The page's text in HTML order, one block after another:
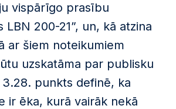
vispārīgo prasību
200-21”, un, kā atzina
ar šiem noteikumiem
uzskatāma par publisku
punkts definē, ka
ir ēka, kurā vairāk nekā